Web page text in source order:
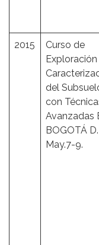
2015
Curso de
del
con
Avanzadas
BOGOTÁ D.
May.7-9.